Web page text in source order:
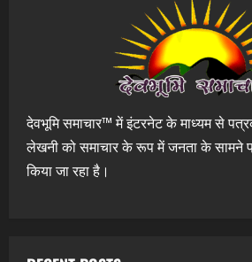
देवभूमि समाचार™ में इंटरनेट के माध्यम से
लेखनी को समाचार के रूप में जनता के सामने
किया जा रहा है।